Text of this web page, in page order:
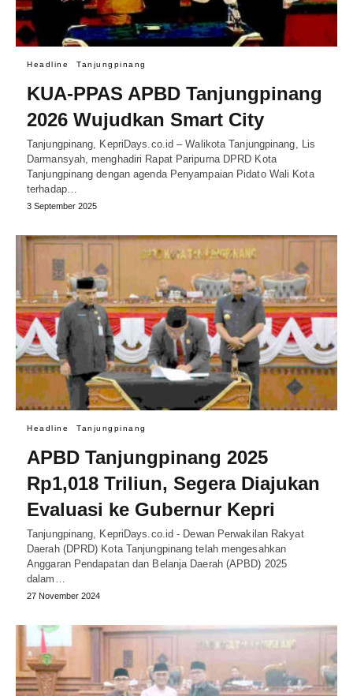
Headline Tanjungpinang
KUA-PPAS APBD Tanjungpinang
2026 Wujudkan Smart City
Tanjungpinang, KepriDays.co.id – Walikota Tanjungpinang, Lis
Darmansyah, menghadiri Rapat Paripurna DPRD Kota
Tanjungpinang dengan agenda Penyampaian Pidato Wali Kota
terhadap…
3 September 2025
Headline Tanjungpinang
APBD Tanjungpinang 2025
Rp1,018 Triliun, Segera Diajukan
Evaluasi ke Gubernur Kepri
Tanjungpinang, KepriDays.co.id - Dewan Perwakilan Rakyat
Daerah (DPRD) Kota Tanjungpinang telah mengesahkan
Anggaran Pendapatan dan Belanja Daerah (APBD) 2025
dalam…
27 November 2024